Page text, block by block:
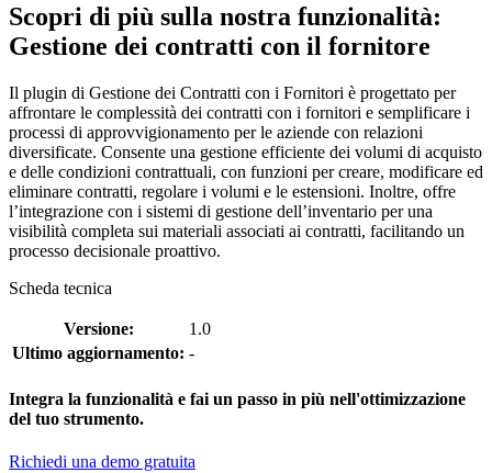
Scopri di più sulla nostra funzionalità:
Gestione dei contratti con il fornitore
Il plugin di Gestione dei Contratti con i Fornitori è progettato per
affrontare le complessità dei contratti con i fornitori e semplificare i
processi di approvvigionamento per le aziende con relazioni
diversificate. Consente una gestione efficiente dei volumi di acquisto
e delle condizioni contrattuali, con funzioni per creare, modificare ed
eliminare contratti, regolare i volumi e le estensioni. Inoltre, offre
l’integrazione con i sistemi di gestione dell’inventario per una
visibilità completa sui materiali associati ai contratti, facilitando un
processo decisionale proattivo.
Scheda tecnica
Versione:
1.0
Ultimo aggiornamento: -
Integra la funzionalità e fai un passo in più nell'ottimizzazione
del tuo strumento.
Richiedi una demo gratuita